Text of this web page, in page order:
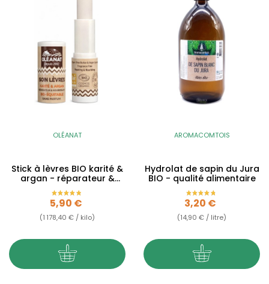
OLÉANAT
Stick à lèvres BIO karité &
argan - réparateur &
nourrissant
Prix
5,90 €
(1 178,40 € / kilo)
AROMACOMTOIS
Hydrolat de sapin du Jura
BIO - qualité alimentaire
Prix
3,20 €
(14,90 € / litre)